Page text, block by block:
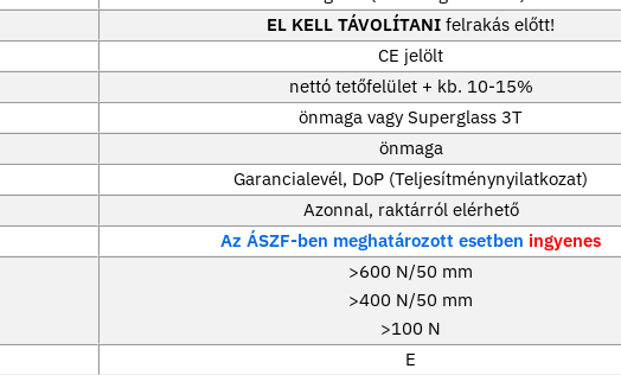
EL KELL TÁVOLÍTANI felrakás előtt!
CE jelölt
nettó tetőfelület + kb. 10-15%
önmaga vagy Superglass 3T
önmaga
Garancialevél, DoP (Teljesítménynyilatkozat)
Azonnal, raktárról elérhető
Az ÁSZF-ben meghatározott esetben ingyenes
>600 N/50 mm
>400 N/50 mm
>100 N
E